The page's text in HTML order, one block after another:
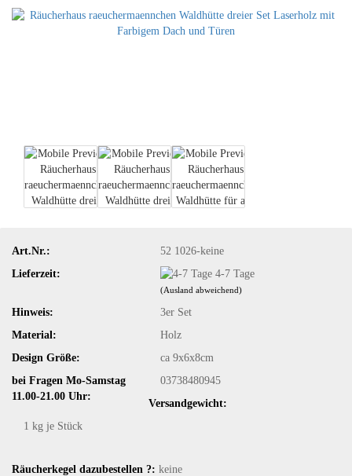
Art.Nr.:
52 1026-keine
Lieferzeit:
4-7 Tage
(Ausland abweichend)
Hinweis:
3er Set
Material:
Holz
Design Größe:
ca 9x6x8cm
bei Fragen Mo-Samstag
11.00-21.00 Uhr:
03738480945
Versandgewicht:
1 kg je Stück
Räucherkegel dazubestellen ?: keine